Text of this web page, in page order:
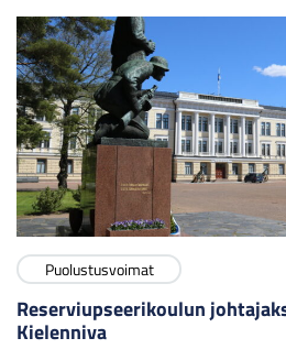
Puolustusvoimat
Reserviupseerikoulun
Kielenniva